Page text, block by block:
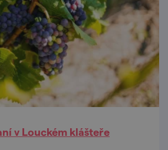
v Louckém klášteře